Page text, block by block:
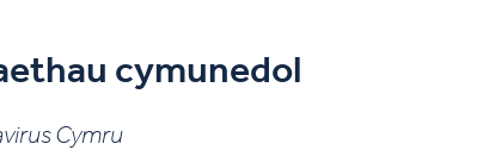
cymunedol
Cymru